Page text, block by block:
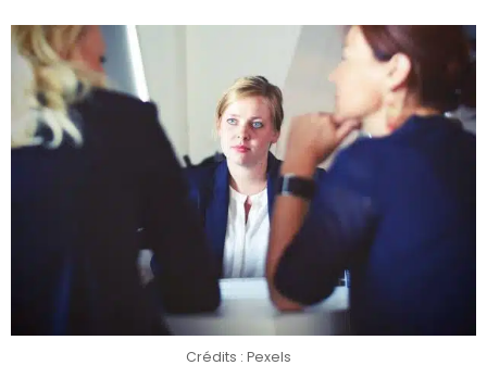
Crédits : Pexels